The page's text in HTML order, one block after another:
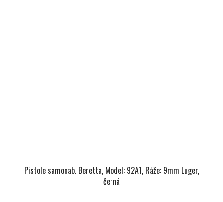
Pistole samonab. Beretta, Model: 92A1, Ráže: 9mm Luger,
černá